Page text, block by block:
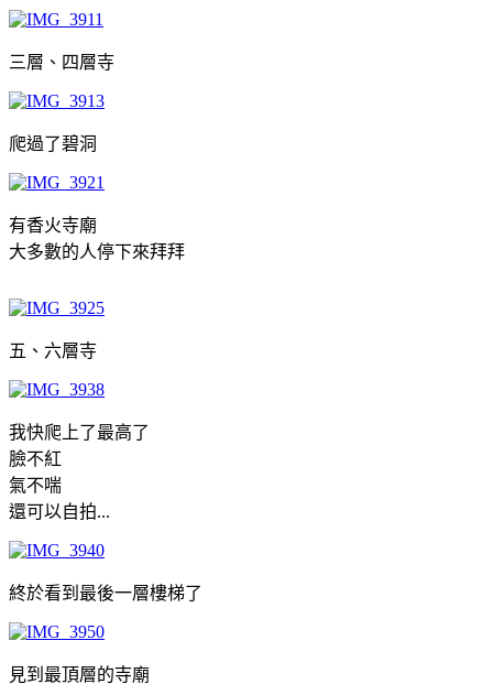
三層、四層寺
爬過了碧洞
有香火寺廟
大多數的人停下來拜拜
五、六層寺
我快爬上了最高了
臉不紅
氣不喘
還可以自拍...
終於看到最後一層樓梯了
見到最頂層的寺廟